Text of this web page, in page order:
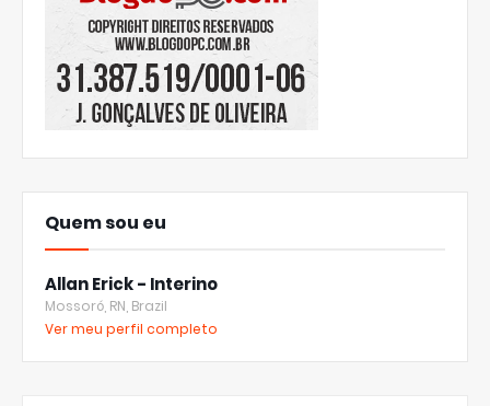
Quem sou eu
Allan Erick - Interino
Mossoró, RN, Brazil
Ver meu perfil completo